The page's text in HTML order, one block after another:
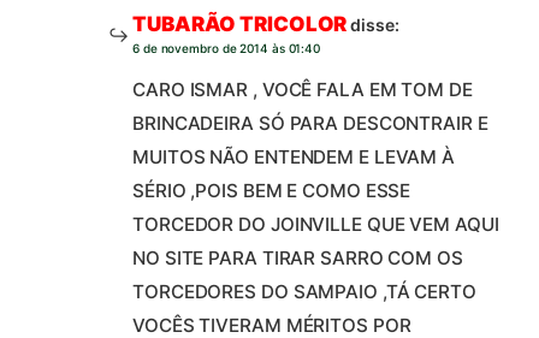
TUBARÃO TRICOLORdisse:
6 de novembro de 2014 às 01:40
CARO ISMAR , VOCÊ FALA EM TOM DE
BRINCADEIRA SÓ PARA DESCONTRAIR E
MUITOS NÃO ENTENDEM E LEVAM À
SÉRIO ,POIS BEM E COMO ESSE
TORCEDOR DO JOINVILLE QUE VEM AQUI
NO SITE PARA TIRAR SARRO COM OS
TORCEDORES DO SAMPAIO ,TÁ CERTO
VOCÊS TIVERAM MÉRITOS POR